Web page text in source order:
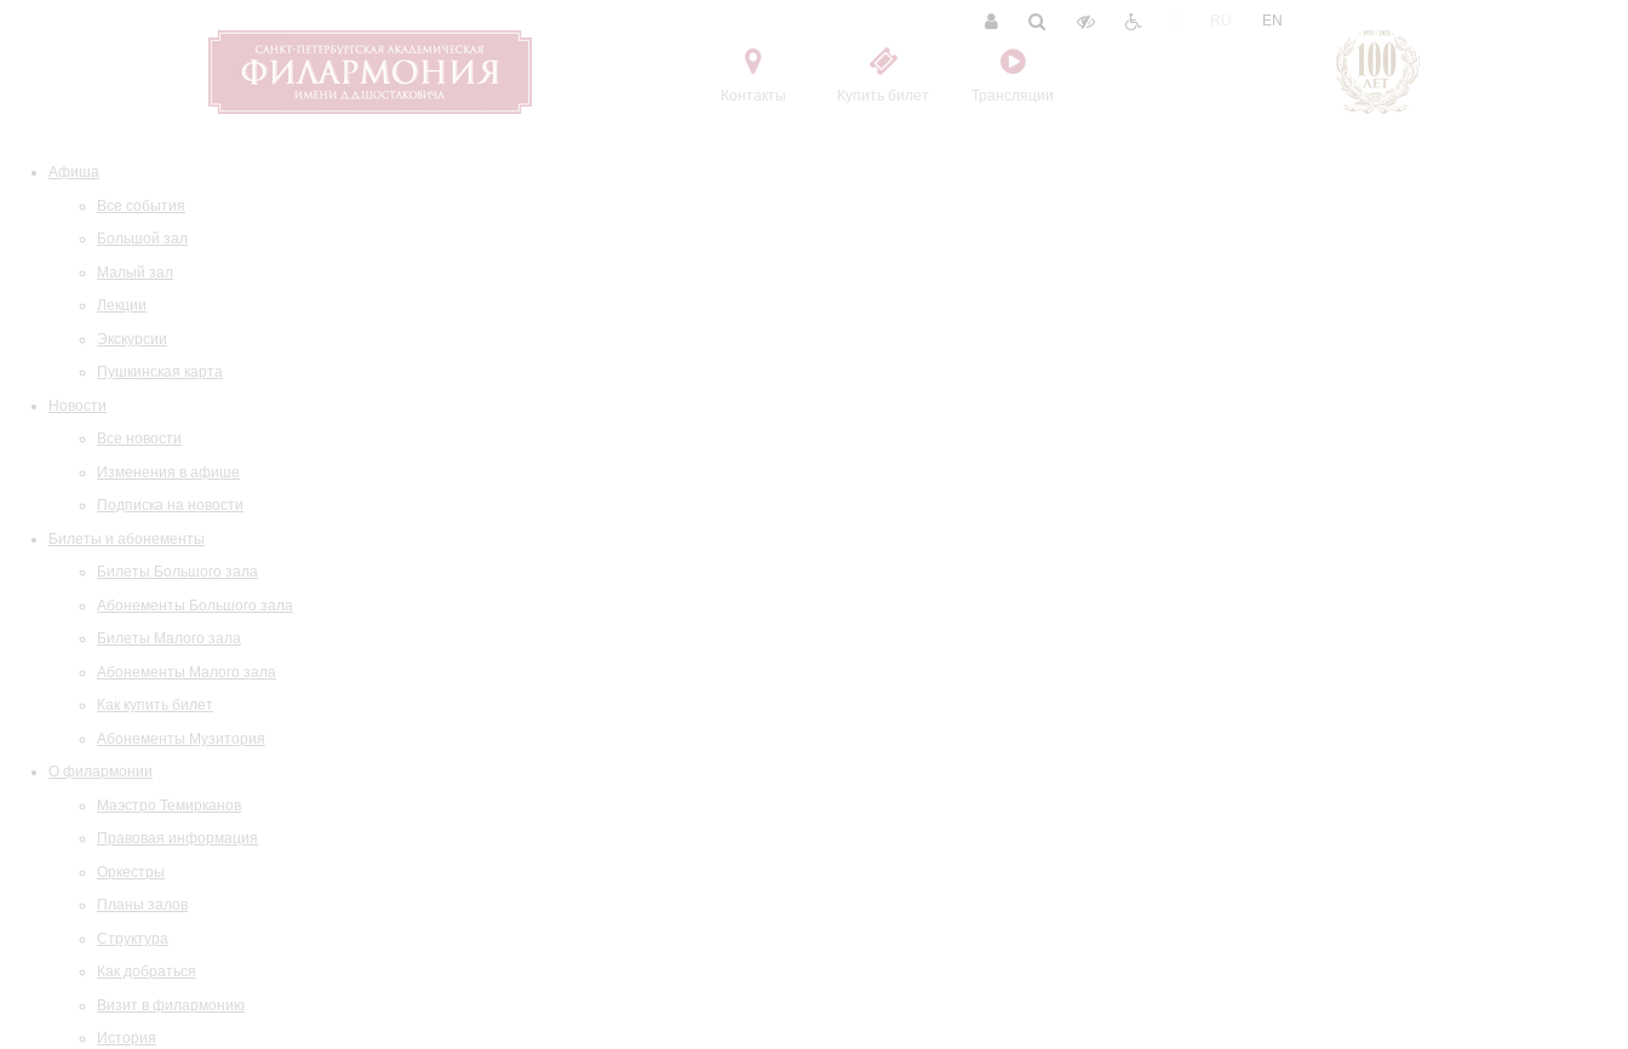
Контакты Купить билет Трансляции
EN
Афиша
Все события
Большой зал
Малый зал
Лекции
Экскурсии
Пушкинская карта
Новости
Все новости
Изменения в афише
Подписка на новости
Билеты и абонементы
Билеты Большого зала
Абонементы Большого зала
Билеты Малого зала
Абонементы Малого зала
Как купить билет
Абонементы Музитория
О филармонии
Маэстро Темирканов
Правовая информация
Оркестры
Планы залов
Структура
Как добраться
Визит в филармонию
История